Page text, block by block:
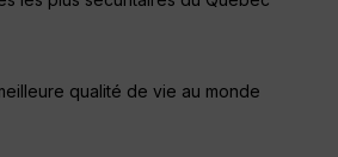
qualité de vie au monde